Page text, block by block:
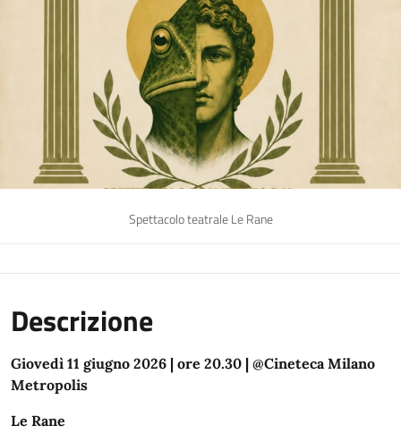
Spettacolo teatrale Le Rane
Descrizione
Giovedì 11 giugno 2026 | ore 20.30 | @Cineteca Milano
Metropolis
Le Rane